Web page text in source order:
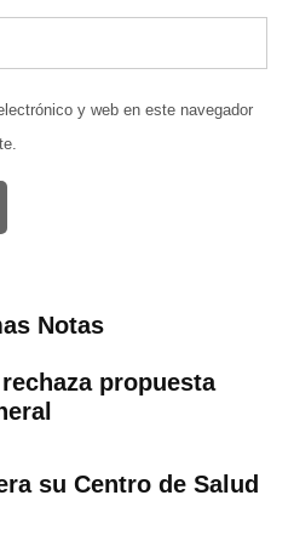
y web en este navegador
Notas
propuesta
su Centro de Salud